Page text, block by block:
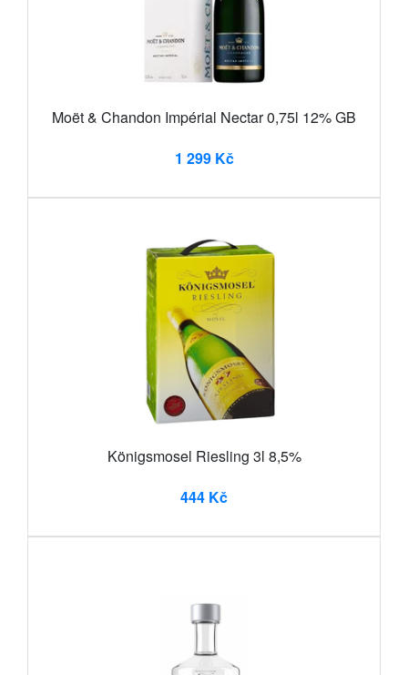
Moët & Chandon Impérial Nectar 0,75l 12% GB
1 299 Kč
Königsmosel Riesling 3l 8,5%
444 Kč